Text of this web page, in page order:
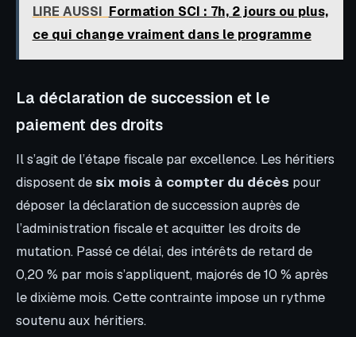
LIRE AUSSI Formation SCI : 7h, 2 jours ou plus,
ce qui change vraiment dans le programme
La déclaration de succession et le
paiement des droits
Il s’agit de l’étape fiscale par excellence. Les héritiers
disposent desix mois à compter du décès pour
déposer la déclaration de succession auprès de
l’administration fiscale et acquitter les droits de
mutation. Passé ce délai, des intérêts de retard de
0,20 % par mois s’appliquent, majorés de 10 % après
le dixième mois. Cette contrainte impose un rythme
soutenu aux héritiers.